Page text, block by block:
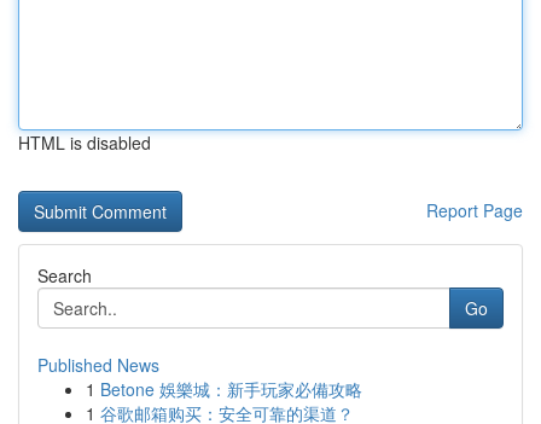
HTML is disabled
Report Page
Search
Go
Published News
1 Betone 娛樂城：新手玩家必備攻略
1 谷歌邮箱购买：安全可靠的渠道？